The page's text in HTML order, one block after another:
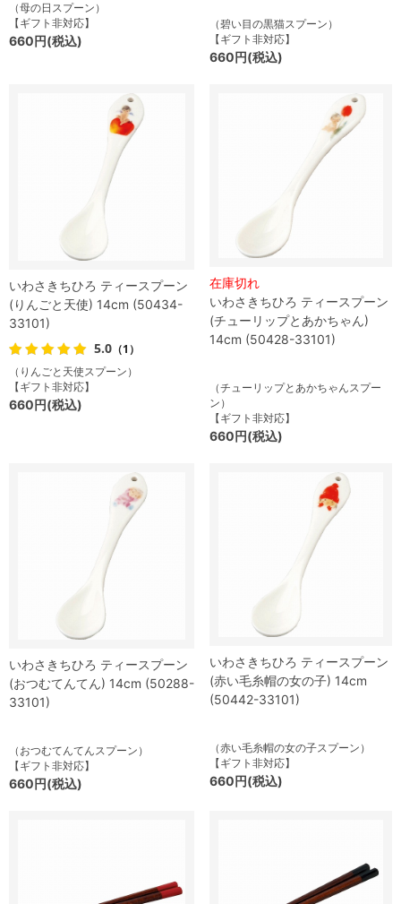
（母の日スプーン）
【ギフト非対応】
660円(税込)
（碧い目の黒猫スプーン）
【ギフト非対応】
660円(税込)
いわさきちひろ ティースプーン
(りんごと天使) 14cm (50434-
33101)
5.0 （1）
（りんごと天使スプーン）
【ギフト非対応】
660円(税込)
在庫切れ
いわさきちひろ ティースプーン
(チューリップとあかちゃん)
14cm (50428-33101)
（チューリップとあかちゃんスプー
ン）
【ギフト非対応】
660円(税込)
いわさきちひろ ティースプーン
(おつむてんてん) 14cm (50288-
33101)
（おつむてんてんスプーン）
【ギフト非対応】
660円(税込)
いわさきちひろ ティースプーン
(赤い毛糸帽の女の子) 14cm
(50442-33101)
（赤い毛糸帽の女の子スプーン）
【ギフト非対応】
660円(税込)